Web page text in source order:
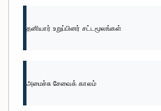
தனியார் உறுப்பினர் சட்டமூலங்கள்
அமைச்சு சேவைக் காலம்